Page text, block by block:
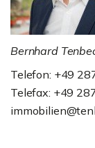
Bernhard
Telefon: +49
Telefax: +49